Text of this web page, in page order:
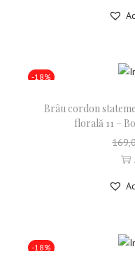
-18%
Brâu cordon
florală 11 –
-18%